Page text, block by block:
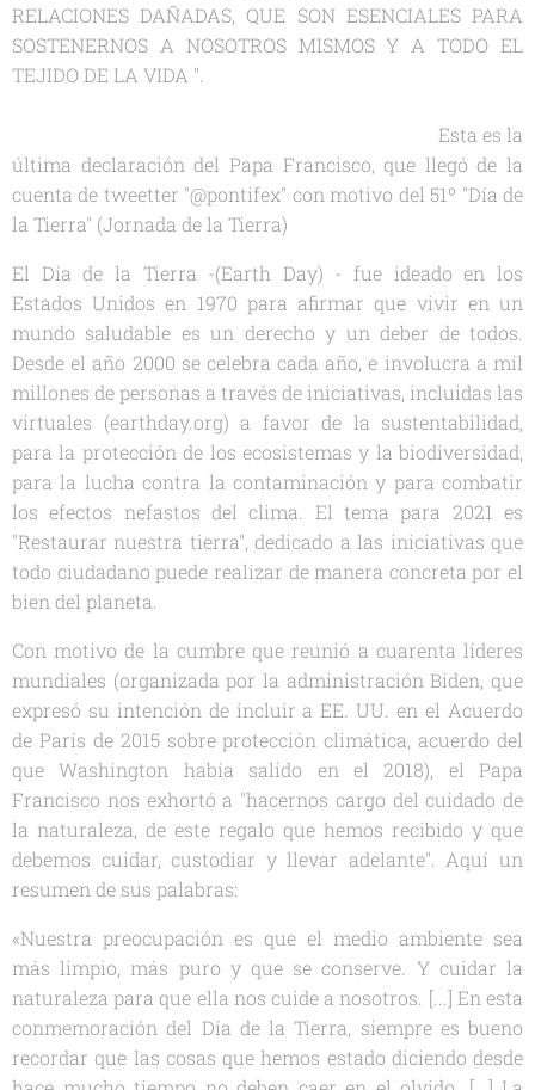
RELACIONES DAÑADAS, QUE SON ESENCIALES PARA
SOSTENERNOS A NOSOTROS MISMOS Y A TODO EL
TEJIDO DE LA VIDA ".
Esta es la
última declaración del Papa Francisco, que llegó de la
cuenta de tweetter "@pontifex" con motivo del 51º "Día de
la Tierra" (Jornada de la Tierra)
El Día de la Tierra -(Earth Day) - fue ideado en los
Estados Unidos en 1970 para afirmar que vivir en un
mundo saludable es un derecho y un deber de todos.
Desde el año 2000 se celebra cada año, e involucra a mil
millones de personas a través de iniciativas, incluidas las
virtuales (earthday.org) a favor de la sustentabilidad,
para la protección de los ecosistemas y la biodiversidad,
para la lucha contra la contaminación y para combatir
los efectos nefastos del clima. El tema para 2021 es
"Restaurar nuestra tierra", dedicado a las iniciativas que
todo ciudadano puede realizar de manera concreta por el
bien del planeta.
Con motivo de la cumbre que reunió a cuarenta líderes
mundiales (organizada por la administración Biden, que
expresó su intención de incluir a EE. UU. en el Acuerdo
de París de 2015 sobre protección climática, acuerdo del
que Washington había salido en el 2018), el Papa
Francisco nos exhortó a "hacernos cargo del cuidado de
la naturaleza, de este regalo que hemos recibido y que
debemos cuidar, custodiar y llevar adelante". Aquí un
resumen de sus palabras:
«Nuestra preocupación es que el medio ambiente sea
más limpio, más puro y que se conserve. Y cuidar la
naturaleza para que ella nos cuide a nosotros. [...] En esta
conmemoración del Día de la Tierra, siempre es bueno
recordar que las cosas que hemos estado diciendo desde